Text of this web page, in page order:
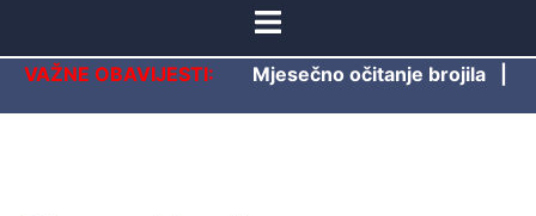
Toggle
VAŽNE OBAVIJESTI: Mjesečno očitanje brojila